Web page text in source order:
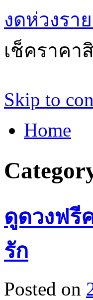
งดห่วงร
เช็คราคา
Skip to
Home
ดูดวงฟรี
รัก
Posted on